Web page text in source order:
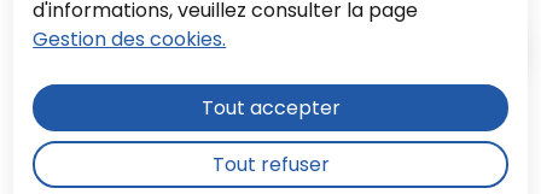
d'informations, veuillez consulter la page
Gestion des cookies.
Tout accepter
Tout refuser
2 sites d'enseignement vous sont
proposés : Ancy le Franc et Tonnerre.